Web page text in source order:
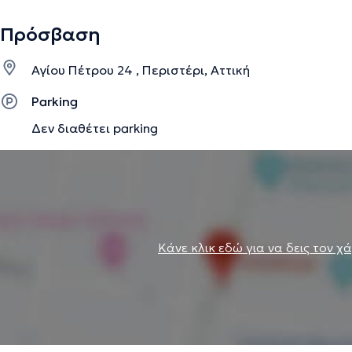
Πρόσβαση
Αγίου Πέτρου 24 , Περιστέρι, Αττική
Parking
Δεν διαθέτει parking
Κάνε κλικ εδώ για να δεις τον